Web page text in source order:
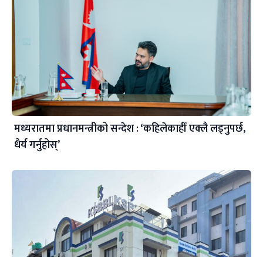
मध्यरातमा प्रधानमन्त्रीको सन्देश : ‘कहिलेकाहीँ एक्लै लड्नुपर्छ,
धैर्य गर्नुहोस्’